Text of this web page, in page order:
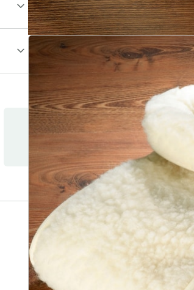
Catalogus aanvragen
3 redenen
“Huis &